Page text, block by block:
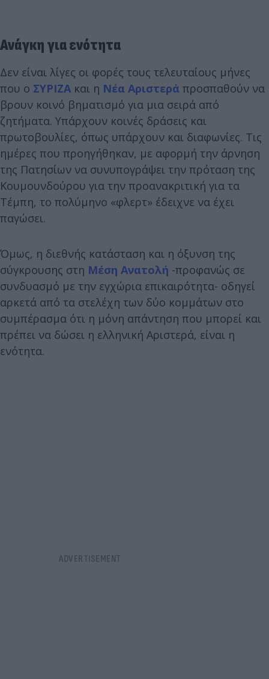
Ανάγκη για ενότητα
Δεν είναι λίγες οι φορές τους τελευταίους μήνες
που ο ΣΥΡΙΖΑ και η Νέα Αριστερά προσπαθούν να
βρουν κοινό βηματισμό για μια σειρά από
ζητήματα. Υπάρχουν κοινές δράσεις και
πρωτοβουλίες, όπως υπάρχουν και διαφωνίες. Τις
ημέρες που προηγήθηκαν, με αφορμή την άρνηση
της Πατησίων να συνυπογράψει την πρόταση της
Κουμουνδούρου για την προανακριτική για τα
Τέμπη, το πολύμηνο «φλερτ» έδειχνε να έχει
παγώσει.
Όμως, η διεθνής κατάσταση και η όξυνση της
σύγκρουσης στη Μέση Ανατολή -προφανώς σε
συνδυασμό με την εγχώρια επικαιρότητα- οδηγεί
αρκετά από τα στελέχη των δύο κομμάτων στο
συμπέρασμα ότι η μόνη απάντηση που μπορεί και
πρέπει να δώσει η ελληνική Αριστερά, είναι η
ενότητα.